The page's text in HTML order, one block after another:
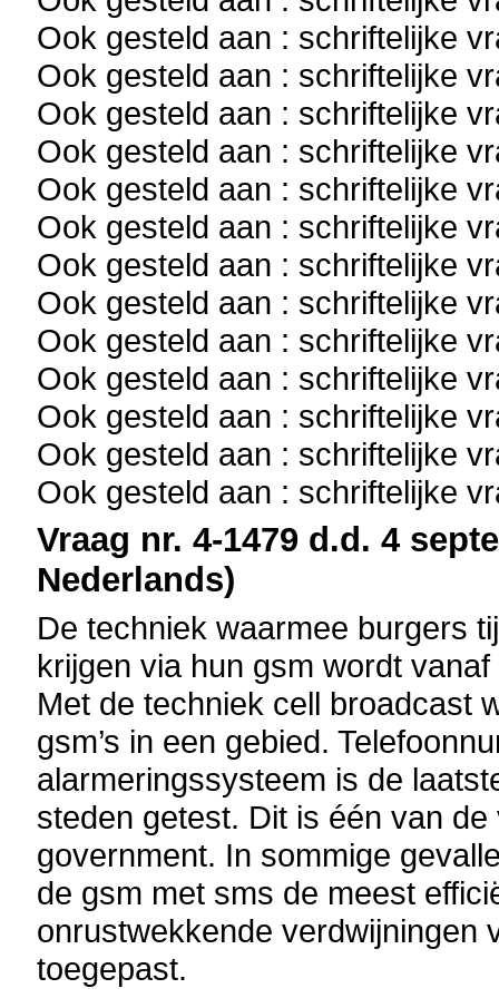
Ook gesteld aan : schriftelijke
Ook gesteld aan : schriftelijke
Ook gesteld aan : schriftelijke
Ook gesteld aan : schriftelijke
Ook gesteld aan : schriftelijke
Ook gesteld aan : schriftelijke
Ook gesteld aan : schriftelijke
Ook gesteld aan : schriftelijke
Ook gesteld aan : schriftelijke
Ook gesteld aan : schriftelijke
Ook gesteld aan : schriftelijke
Ook gesteld aan : schriftelijke
Ook gesteld aan : schriftelijke
Vraag nr. 4-1479 d.d. 4
Nederlands)
De techniek waarmee burgers
krijgen via hun gsm wordt
Met de techniek cell broadcast
gsm’s in een gebied.
alarmeringssysteem is de
steden getest. Dit is één van
government. In sommige
de gsm met sms de meest
onrustwekkende verdwijningen
toegepast.